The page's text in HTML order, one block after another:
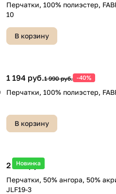
Перчатки, 100% полиэстер,
10
В корзину
1 194 руб.1 990 руб. -40%
Перчатки, 100% полиэстер,
В корзину
Новинка
2 590 руб.
Перчатки, 50% ангора, 50%
JLF19-3